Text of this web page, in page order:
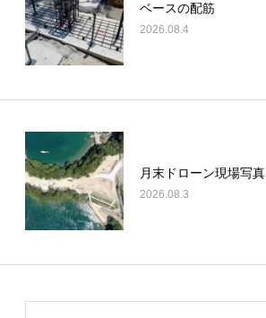
ベースの配筋
2026.08.4
月末ドローン現場写真
2026.08.3